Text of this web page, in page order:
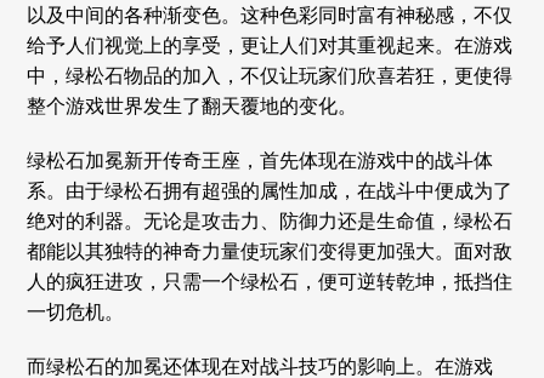
以及中间的各种渐变色。这种色彩同时富有神秘感，不仅
给予人们视觉上的享受，更让人们对其重视起来。在游戏
中，绿松石物品的加入，不仅让玩家们欣喜若狂，更使得
整个游戏世界发生了翻天覆地的变化。
绿松石加冕新开传奇王座，首先体现在游戏中的战斗体
系。由于绿松石拥有超强的属性加成，在战斗中便成为了
绝对的利器。无论是攻击力、防御力还是生命值，绿松石
都能以其独特的神奇力量使玩家们变得更加强大。面对敌
人的疯狂进攻，只需一个绿松石，便可逆转乾坤，抵挡住
一切危机。
而绿松石的加冕还体现在对战斗技巧的影响上。在游戏